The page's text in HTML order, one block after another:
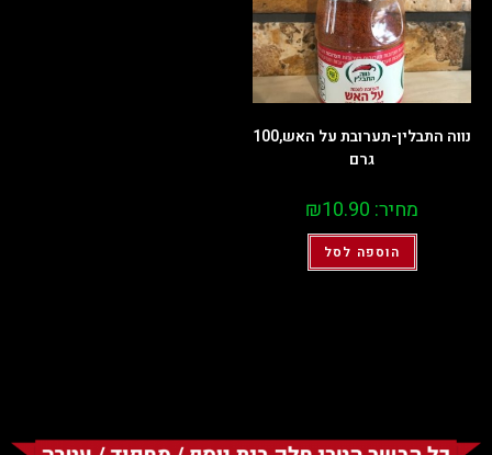
נווה התבלין-תערובת על האש,100
גרם
מחיר: ₪10.90
הוספה לסל